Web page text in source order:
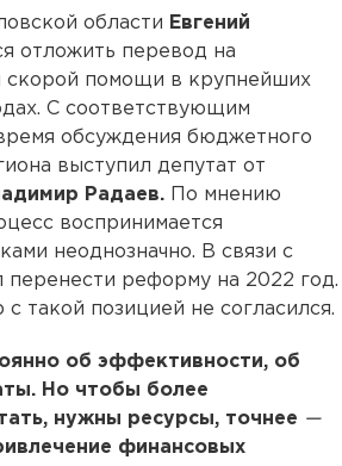
области Евгений
отложить перевод на
скорой помощи в крупнейших
С соответствующим
обсуждения бюджетного
выступил депутат от
Радаев.
По мнению
воспринимается
неоднозначно. В связи с
реформу на 2022 год.
такой позицией не согласился.
об эффективности, об
Но чтобы более
нужны реcурсы, точнее —
финансовых